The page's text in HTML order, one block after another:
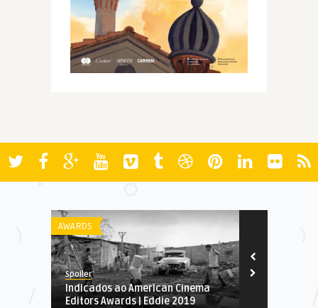
AWARDS
Spoiler
Indicados ao American Cinema
Editors Awards | Eddie 2019